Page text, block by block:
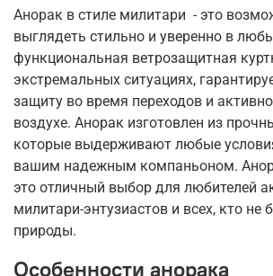
Анорак в стиле милитари - это
выглядеть стильно и уверенно в
функциональная ветрозащитная
экстремальных ситуациях,
защиту во время переходов и
воздухе. Анорак изготовлен из
которые выдерживают любые
вашим надежным компаньоном.
это отличный выбор для любителей
милитари-энтузиастов и всех, кто не
природы.
Особенности анорака